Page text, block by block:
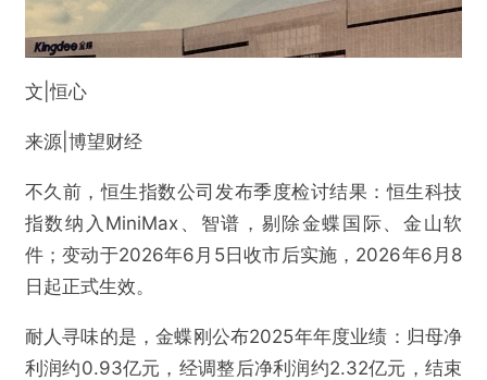
文|恒心
来源|博望财经
不久前，恒生指数公司发布季度检讨结果：恒生科技
指数纳入MiniMax、智谱，剔除金蝶国际、金山软
件；变动于2026年6月5日收市后实施，2026年6月8
日起正式生效。
耐人寻味的是，金蝶刚公布2025年年度业绩：归母净
利润约0.93亿元，经调整后净利润约2.32亿元，结束